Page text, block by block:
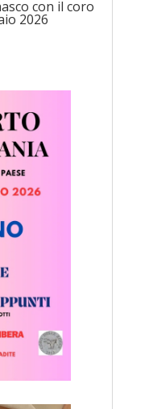
con il coro
2026